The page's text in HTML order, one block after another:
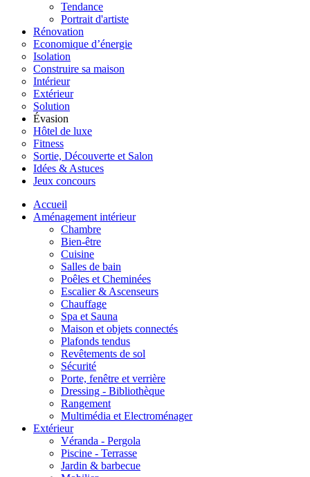
Tendance
Portrait d'artiste
Rénovation
Economique d’énergie
Isolation
Construire sa maison
Intérieur
Extérieur
Solution
Évasion
Hôtel de luxe
Fitness
Sortie, Découverte et Salon
Idées & Astuces
Jeux concours
Accueil
Aménagement intérieur
Chambre
Bien-être
Cuisine
Salles de bain
Poêles et Cheminées
Escalier & Ascenseurs
Chauffage
Spa et Sauna
Maison et objets connectés
Plafonds tendus
Revêtements de sol
Sécurité
Porte, fenêtre et verrière
Dressing - Bibliothèque
Rangement
Multimédia et Electroménager
Extérieur
Véranda - Pergola
Piscine - Terrasse
Jardin & barbecue